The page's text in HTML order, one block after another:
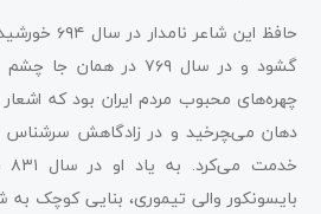
حافظ این
گشود و در سال ۷۶۹ در
چهره‌های محبوب مردم ایران بود که
دهان می‌‍چرخید و در زادگاهش سرشناس
بایسونکور والی تیموری، بنایی کوچک